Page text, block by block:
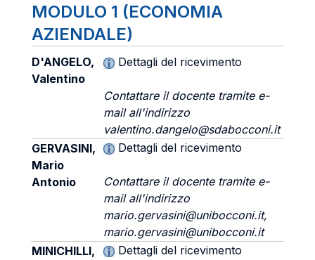
MODULO 1 (ECONOMIA
AZIENDALE)
D'ANGELO,
Valentino
Dettagli del ricevimento
Contattare il docente tramite e-
mail all'indirizzo
valentino.dangelo@sdabocconi.it
GERVASINI,
Mario
Antonio
Dettagli del ricevimento
Contattare il docente tramite e-
mail all'indirizzo
mario.gervasini@unibocconi.it,
mario.gervasini@unibocconi.it
MINICHILLI,
Dettagli del ricevimento